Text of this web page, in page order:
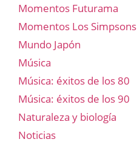
Momentos Futurama
Momentos Los Simpsons
Mundo Japón
Música
Música: éxitos de los 80
Música: éxitos de los 90
Naturaleza y biología
Noticias